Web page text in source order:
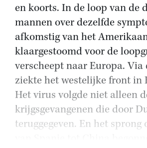
en koorts. In de loop van de
mannen over dezelfde
afkomstig van het
klaargestoomd voor de
verscheept naar Europa.
ziekte het westelijke front in
Het virus volgde niet alleen
krijgsgevangenen die door
teruggegeven. En het